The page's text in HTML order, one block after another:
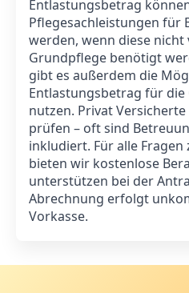
Entlastungsbetrag
Pflegesachleistungen für
werden, wenn diese
Grundpflege benötigt
gibt es außerdem die
Entlastungsbetrag für
nutzen. Privat
prüfen – oft sind
inkludiert. Für alle Fragen
bieten wir kostenlose
unterstützen bei der
Abrechnung erfolgt
Vorkasse.